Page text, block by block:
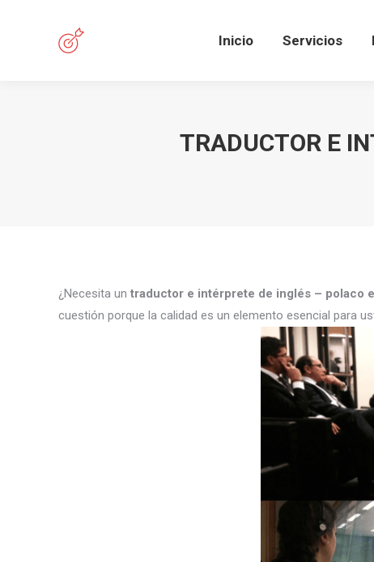
Inicio Servicios
TRADUCTOR E
¿Necesita un traductor e intérprete de inglés – polaco
cuestión porque la calidad es un elemento esencial para